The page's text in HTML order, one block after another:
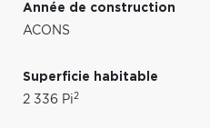
Année de construction
ACONS
Superficie habitable
2 336 Pi2